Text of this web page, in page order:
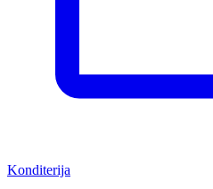
Konditerija